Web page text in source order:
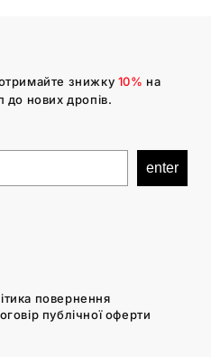
знижку 10% на
до нових дропів.
enter
повернення
публічної оферти